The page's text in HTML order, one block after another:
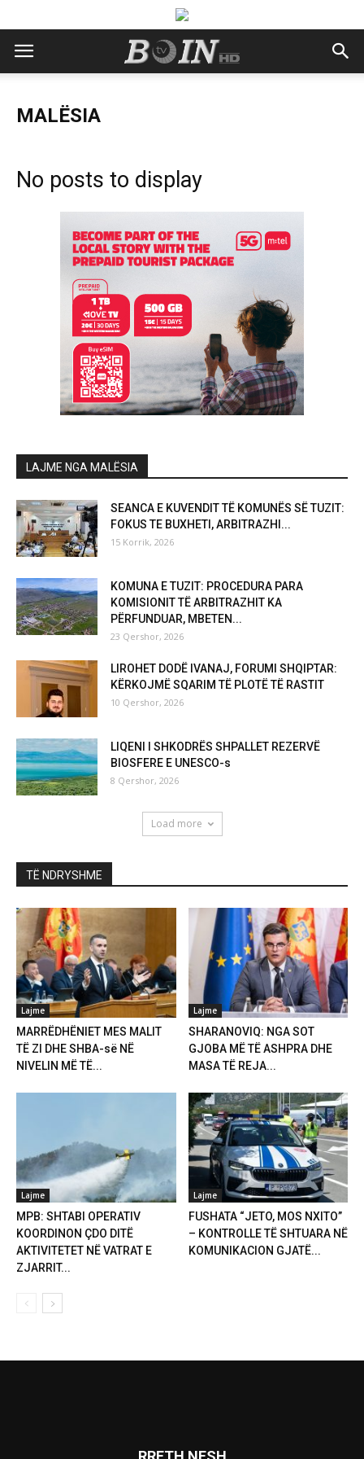
MALËSIA
No posts to display
LAJME NGA MALËSIA
SEANCA E KUVENDIT TË KOMUNËS SË TUZIT:
FOKUS TE BUXHETI, ARBITRAZHI...
15 Korrik, 2026
KOMUNA E TUZIT: PROCEDURA PARA
KOMISIONIT TË ARBITRAZHIT KA
PËRFUNDUAR, MBETEN...
23 Qershor, 2026
LIROHET DODË IVANAJ, FORUMI SHQIPTAR:
KËRKOJMË SQARIM TË PLOTË TË RASTIT
10 Qershor, 2026
LIQENI I SHKODRËS SHPALLET REZERVË
BIOSFERE E UNESCO-s
8 Qershor, 2026
Load more
TË NDRYSHME
Lajme
MARRËDHËNIET MES MALIT
TË ZI DHE SHBA-së NË
NIVELIN MË TË...
Lajme
SHARANOVIQ: NGA SOT
GJOBA MË TË ASHPRA DHE
MASA TË REJA...
Lajme
MPB: SHTABI OPERATIV
KOORDINON ÇDO DITË
AKTIVITETET NË VATRAT E
ZJARRIT...
Lajme
FUSHATA “JETO, MOS NXITO”
– KONTROLLE TË SHTUARA NË
KOMUNIKACION GJATË...